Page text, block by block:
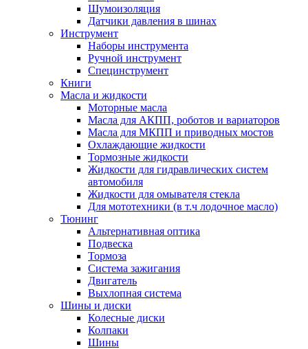
Шумоизоляция
Датчики давления в шинах
Инструмент
Наборы инструмента
Ручной инструмент
Специнструмент
Книги
Масла и жидкости
Моторные масла
Масла для АКПП, роботов и вариаторов
Масла для МКПП и приводных мостов
Охлаждающие жидкости
Тормозные жидкости
Жидкости для гидравлических систем
автомобиля
Жидкости для омывателя стекла
Для мототехники (в т.ч лодочное масло)
Тюнинг
Альтернативная оптика
Подвеска
Тормоза
Система зажигания
Двигатель
Выхлопная система
Шины и диски
Колесные диски
Колпаки
Шины